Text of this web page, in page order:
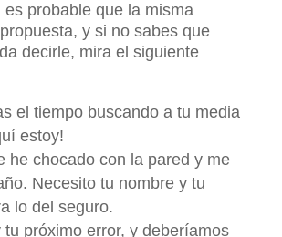
es probable que la misma
y si no sabes que
decirle, mira el siguiente
el tiempo buscando a tu media
estoy!
he chocado con la pared y me
Necesito tu nombre y tu
lo del seguro.
tu próximo error, y deberíamos